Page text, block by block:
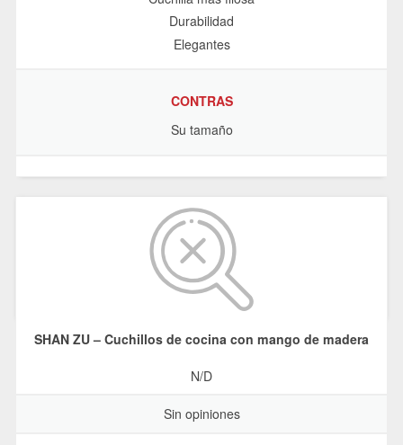
Durabilidad
Elegantes
CONTRAS
Su tamaño
SHAN ZU – Cuchillos de cocina con mango de madera
N/D
Sin opiniones